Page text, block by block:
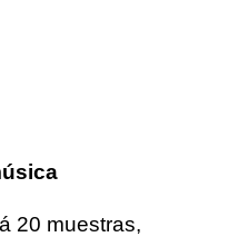
20 muestras,